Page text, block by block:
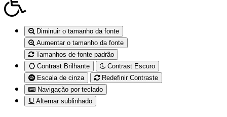
Diminuir o tamanho da fonte
Aumentar o tamanho da fonte
Tamanhos de fonte padrão
Contrast Brilhante
Contrast Escuro
Escala de cinza
Redefinir Contraste
Navigação por teclado
Alternar sublinhado